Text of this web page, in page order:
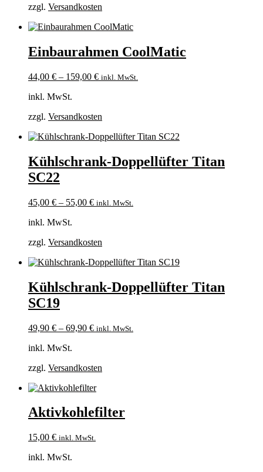
zzgl. Versandkosten
Einbaurahmen CoolMatic
44,00 € – 159,00 € inkl. MwSt.
inkl. MwSt.
zzgl. Versandkosten
Kühlschrank-Doppellüfter Titan
SC22
45,00 € – 55,00 € inkl. MwSt.
inkl. MwSt.
zzgl. Versandkosten
Kühlschrank-Doppellüfter Titan
SC19
49,90 € – 69,90 € inkl. MwSt.
inkl. MwSt.
zzgl. Versandkosten
Aktivkohlefilter
15,00 € inkl. MwSt.
inkl. MwSt.